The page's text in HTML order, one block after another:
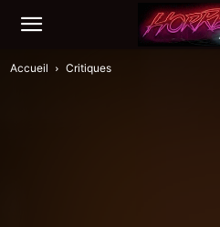
Accueil Critiques